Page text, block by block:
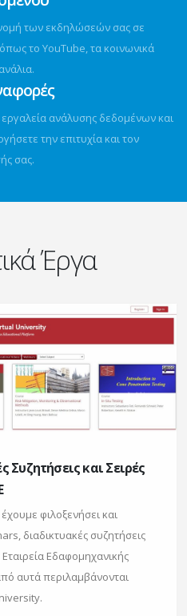
των εκδηλώσεών σας σε
το YouTube, τα κοινωνικά
ανάλυσης δεδομένων και
την επιτυχία και τον
σας.
Έργα
Συζητήσεις και Σειρές
φιλοξενήσει και
διαδικτυακές συζητήσεις
Εδαφομηχανικής
αυτά περιλαμβάνονται